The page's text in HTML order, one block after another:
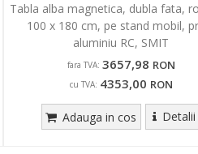
Tabla alba magnetica, dubla fata,
100 x 180 cm, pe stand mobil,
aluminiu RC, SMIT
fara TVA: 3657,98 RON
cu TVA: 4353,00 RON
Adauga in cos Detalii